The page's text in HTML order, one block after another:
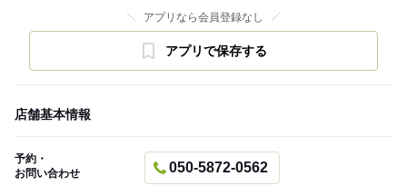
アプリなら会員登録なし
アプリで保存する
店舗基本情報
予約・
お問い合わせ
050-5872-0562